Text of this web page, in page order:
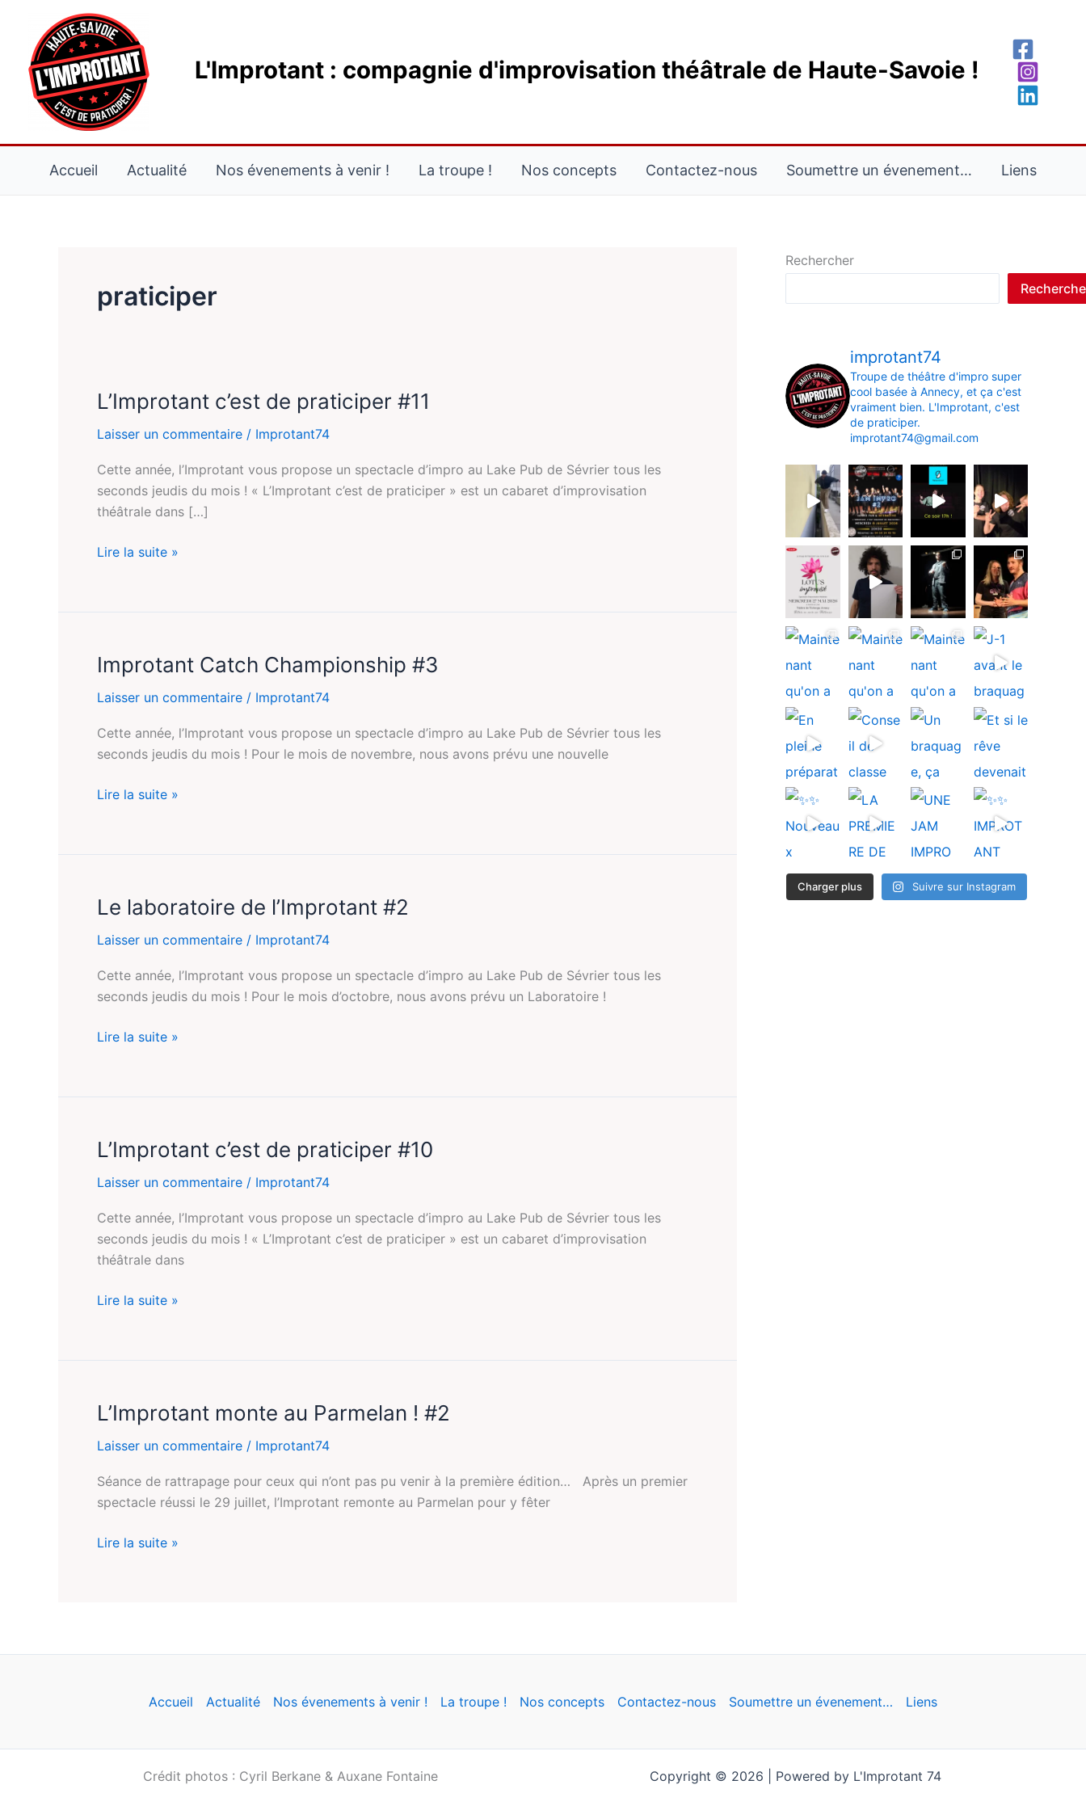
contenu
L'Improtant : compagnie d'improvisation théâtrale de Haute-Savoie !
Accueil Actualité Nos évenements à venir ! La troupe ! Nos concepts Contactez-nous Soumettre un évenement… Liens
praticiper
L’Improtant c’est de praticiper #11
Laisser un commentaire / Improtant74
Cette année, l’Improtant vous propose un spectacle d’impro au Lake Pub de Sévrier tous les
seconds jeudis du mois ! « L’Improtant c’est de praticiper » est un cabaret d’improvisation
théâtrale dans […]
L’Improtant
de
praticiper
Lire la suite »
Improtant Catch Championship #3
Laisser un commentaire / Improtant74
Cette année, l’Improtant vous propose un spectacle d’impro au Lake Pub de Sévrier tous les
seconds jeudis du mois ! Pour le mois de novembre, nous avons prévu une nouvelle
Improtant
Catch
Championship
Lire la suite »
Le laboratoire de l’Improtant #2
Laisser un commentaire / Improtant74
Cette année, l’Improtant vous propose un spectacle d’impro au Lake Pub de Sévrier tous les
seconds jeudis du mois ! Pour le mois d’octobre, nous avons prévu un Laboratoire !
Le
de
l’Improtant
Lire la suite »
L’Improtant c’est de praticiper #10
Laisser un commentaire / Improtant74
Cette année, l’Improtant vous propose un spectacle d’impro au Lake Pub de Sévrier tous les
seconds jeudis du mois ! « L’Improtant c’est de praticiper » est un cabaret d’improvisation
théâtrale dans
L’Improtant
de
Lire la suite »
L’Improtant monte au Parmelan ! #2
Laisser un commentaire / Improtant74
Séance de rattrapage pour ceux qui n’ont pas pu venir à la première édition… Après un premier
spectacle réussi le 29 juillet, l’Improtant remonte au Parmelan pour y fêter
L’Improtant
au
Parmelan
#2
Lire la suite »
Rechercher
improtant74
Troupe de théâtre d'impro super
cool basée à Annecy, et ça c'est
vraiment bien. L'Improtant, c'est
de praticiper.
improtant74@gmail.com
Charger plus Suivre sur Instagram
Accueil Actualité Nos évenements à venir ! La troupe ! Nos concepts Contactez-nous Soumettre un évenement… Liens
Crédit photos : Cyril Berkane & Auxane Fontaine Copyright © 2026 | Powered by L'Improtant 74